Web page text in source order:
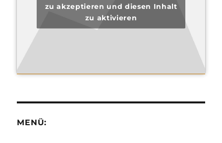
zu akzeptieren und diesen Inhalt
zu aktivieren
MENÜ: